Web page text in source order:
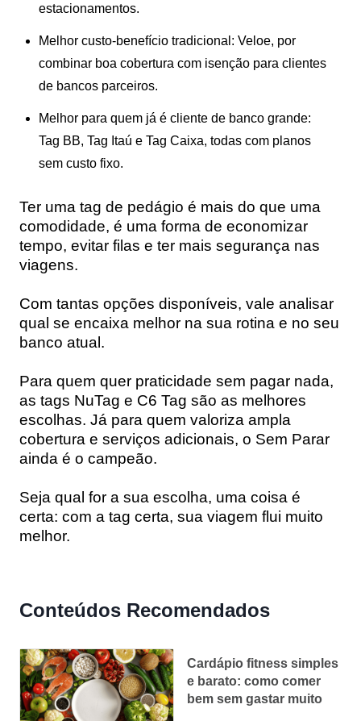
estacionamentos.
Melhor custo-benefício tradicional: Veloe, por
combinar boa cobertura com isenção para clientes
de bancos parceiros.
Melhor para quem já é cliente de banco grande:
Tag BB, Tag Itaú e Tag Caixa, todas com planos
sem custo fixo.
Ter uma tag de pedágio é mais do que uma
comodidade, é uma forma de economizar
tempo, evitar filas e ter mais segurança nas
viagens.
Com tantas opções disponíveis, vale analisar
qual se encaixa melhor na sua rotina e no seu
banco atual.
Para quem quer praticidade sem pagar nada,
as tags NuTag e C6 Tag são as melhores
escolhas. Já para quem valoriza ampla
cobertura e serviços adicionais, o Sem Parar
ainda é o campeão.
Seja qual for a sua escolha, uma coisa é
certa: com a tag certa, sua viagem flui muito
melhor.
Conteúdos Recomendados
Cardápio fitness simples
e barato: como comer
bem sem gastar muito